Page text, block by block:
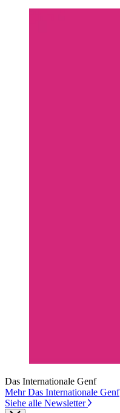
Das Internationale Genf
Mehr Das Internationale Genf
Siehe alle Newsletter